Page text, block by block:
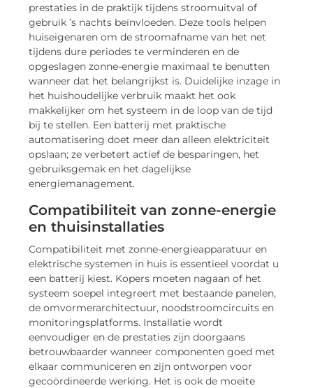
prestaties in de praktijk tijdens stroomuitval of
gebruik ’s nachts beïnvloeden. Deze tools helpen
huiseigenaren om de stroomafname van het net
tijdens dure periodes te verminderen en de
opgeslagen zonne-energie maximaal te benutten
wanneer dat het belangrijkst is. Duidelijke inzage in
het huishoudelijke verbruik maakt het ook
makkelijker om het systeem in de loop van de tijd
bij te stellen. Een batterij met praktische
automatisering doet meer dan alleen elektriciteit
opslaan; ze verbetert actief de besparingen, het
gebruiksgemak en het dagelijkse
energiemanagement.
Compatibiliteit van zonne-energie
en thuisinstallaties
Compatibiliteit met zonne-energieapparatuur en
elektrische systemen in huis is essentieel voordat u
een batterij kiest. Kopers moeten nagaan of het
systeem soepel integreert met bestaande panelen,
de omvormerarchitectuur, noodstroomcircuits en
monitoringsplatforms. Installatie wordt
eenvoudiger en de prestaties zijn doorgaans
betrouwbaarder wanneer componenten goed met
elkaar communiceren en zijn ontworpen voor
gecoördineerde werking. Het is ook de moeite